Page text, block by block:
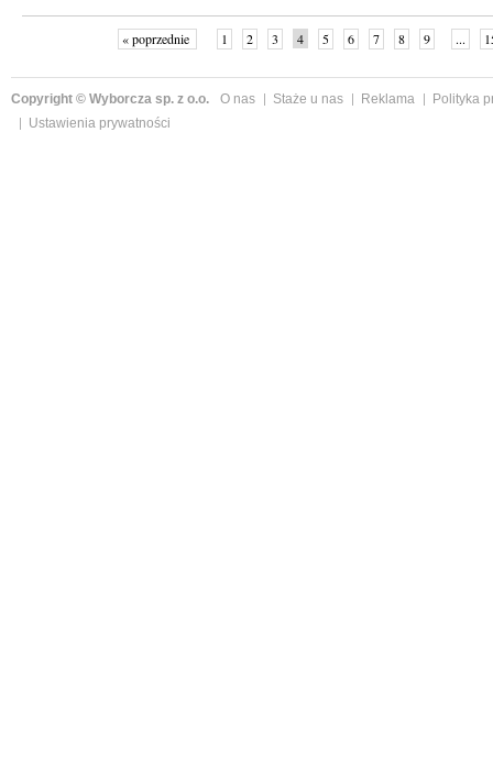
« poprzednie 1 2 3 4 5 6 7 8 9 ...
Copyright © Wyborcza sp. z o.o. O nas Staże u nas Reklama
Polityka
Ustawienia prywatności